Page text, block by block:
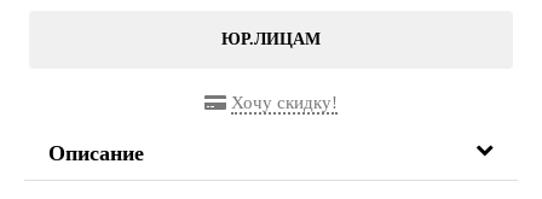
ЮР.ЛИЦАМ
Хочу скидку!
Описание